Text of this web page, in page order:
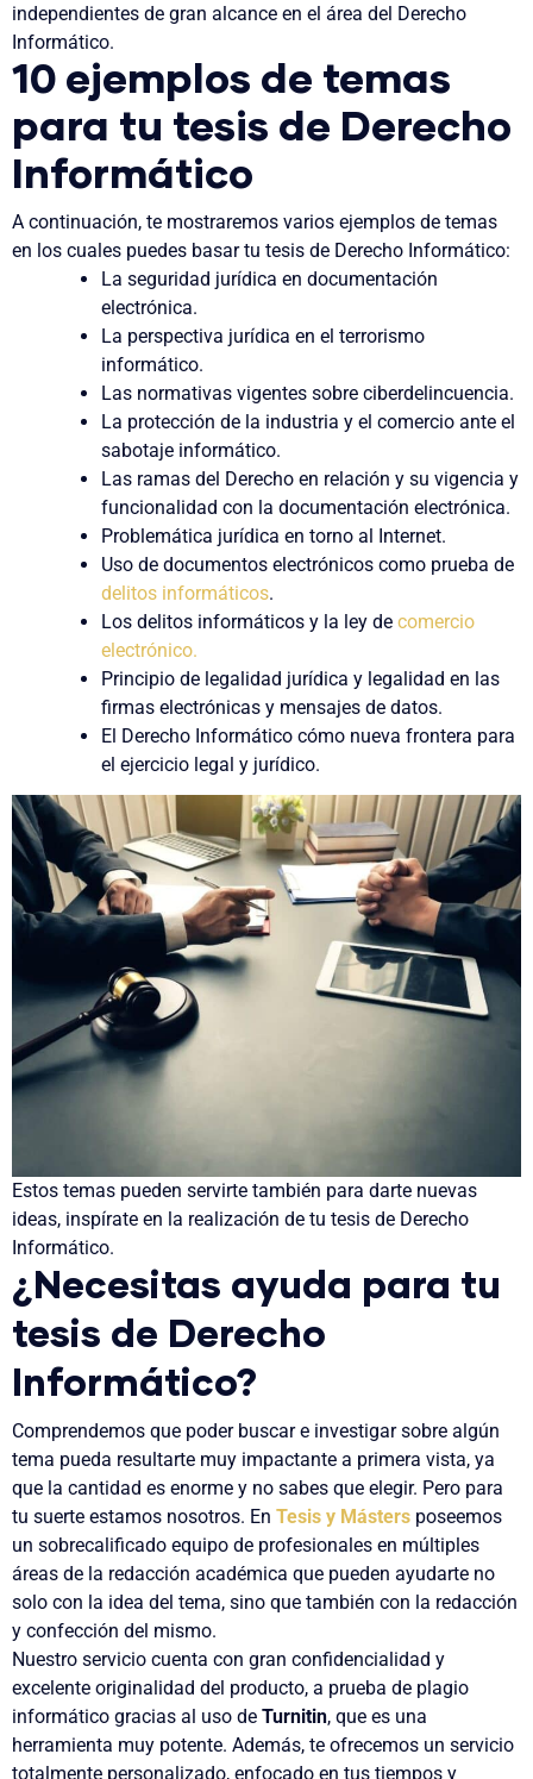
independientes de gran alcance en el área del Derecho
Informático.
10 ejemplos de temas
para tu tesis de Derecho
Informático
A continuación, te mostraremos varios ejemplos de temas
en los cuales puedes basar tu tesis de Derecho Informático:
La seguridad jurídica en documentación
electrónica.
La perspectiva jurídica en el terrorismo
informático.
Las normativas vigentes sobre ciberdelincuencia.
La protección de la industria y el comercio ante el
sabotaje informático.
Las ramas del Derecho en relación y su vigencia y
funcionalidad con la documentación electrónica.
Problemática jurídica en torno al Internet.
Uso de documentos electrónicos como prueba de
delitos informáticos.
Los delitos informáticos y la ley decomercio
electrónico.
Principio de legalidad jurídica y legalidad en las
firmas electrónicas y mensajes de datos.
El Derecho Informático cómo nueva frontera para
el ejercicio legal y jurídico.
Estos temas pueden servirte también para darte nuevas
ideas, inspírate en la realización de tu tesis de Derecho
Informático.
¿Necesitas ayuda para tu
tesis de Derecho
Informático?
Comprendemos que poder buscar e investigar sobre algún
tema pueda resultarte muy impactante a primera vista, ya
que la cantidad es enorme y no sabes que elegir. Pero para
tu suerte estamos nosotros. En Tesis y Másters poseemos
un sobrecalificado equipo de profesionales en múltiples
áreas de la redacción académica que pueden ayudarte no
solo con la idea del tema, sino que también con la redacción
y confección del mismo.
Nuestro servicio cuenta con gran confidencialidad y
excelente originalidad del producto, a prueba de plagio
informático gracias al uso de Turnitin, que es una
herramienta muy potente. Además, te ofrecemos un servicio
totalmente personalizado, enfocado en tus tiempos y